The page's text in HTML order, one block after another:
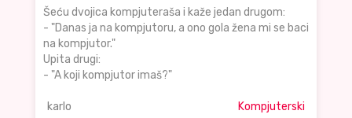
Šeću dvojica kompjuteraša i kaže jedan drugom:
- "Danas ja na kompjutoru, a ono gola žena mi se baci
na kompjutor."
Upita drugi:
- "A koji kompjutor imaš?"
karlo Kompjuterski